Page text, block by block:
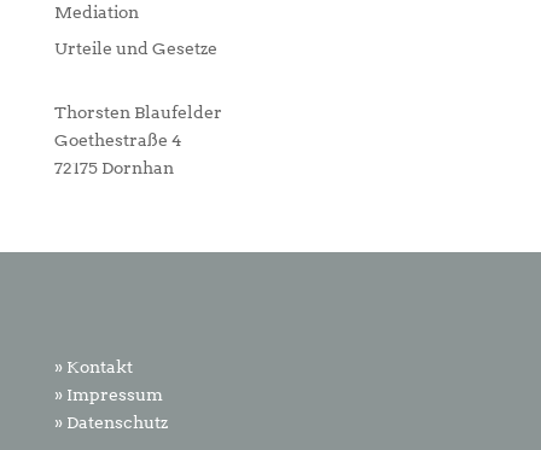
Mediation
Urteile und Gesetze
Thorsten Blaufelder
Goethestraße 4
72175 Dornhan
» Kontakt
» Impressum
» Datenschutz